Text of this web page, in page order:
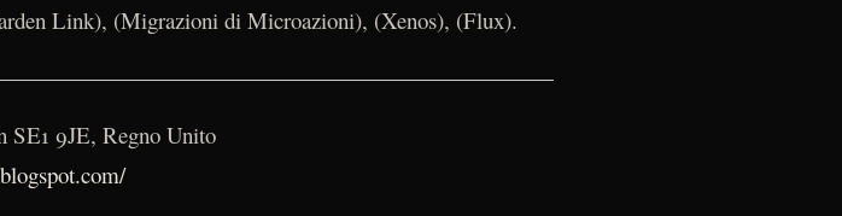
Link), (Migrazioni di Microazioni), (Xenos), (Flux).
SE1 9JE, Regno Unito